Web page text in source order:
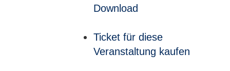
Download
Ticket für diese
Veranstaltung kaufen